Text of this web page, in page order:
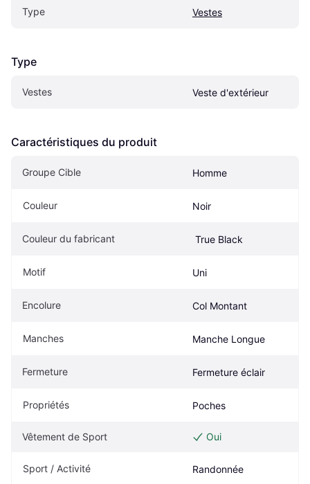
Type Vestes
Type
Vestes Veste d'extérieur
Caractéristiques du produit
Groupe Cible Homme
Couleur Noir
Couleur du fabricant True Black
Motif Uni
Encolure Col Montant
Manches Manche Longue
Fermeture Fermeture éclair
Propriétés Poches
Vêtement de Sport Oui
Sport / Activité Randonnée